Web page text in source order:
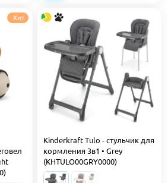
Хит
Kinderkraft Tulo - стульчик для
кормления 3в1 • Grey
(KHTULO00GRY0000)